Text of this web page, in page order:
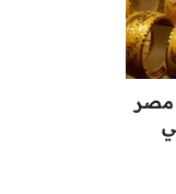
3.1% في مصر